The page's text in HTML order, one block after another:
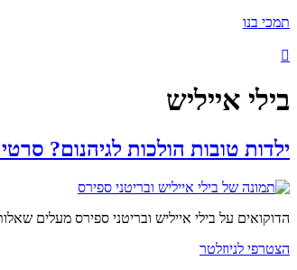
תמכי בנו
בילי אייליש
ילדות טובות הולכות לגיהנום?
הדוקואים על בילי אייליש ובריטני ספירס מעלים
הצטרפי לניוזלטר